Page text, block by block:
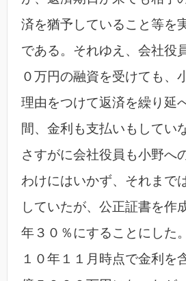
済を猶予していること等を
である。それゆえ、会社役
０万円の融資を受けても、
理由をつけて返済を繰り延
間、金利も支払いもしてい
さすがに会社役員も小野へ
わけにはいかず、それまで
していたが、公正証書を作
年３０％にすることにした
１０年１１月時点で金利を